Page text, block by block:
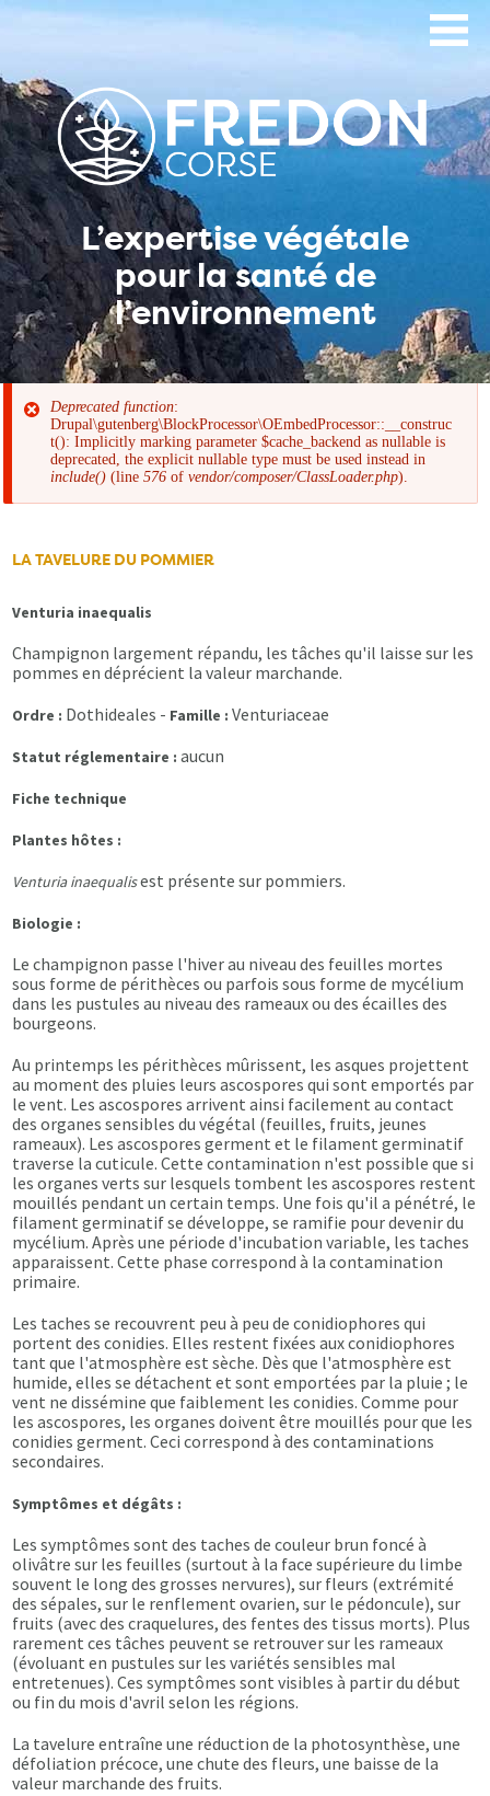
Aller
L’expertise végétale
pour la santé de
l’environnement
Message
d'erreur
Deprecated function:
Drupal\gutenberg\BlockProcessor\OEmbedProcessor::__construc
t(): Implicitly marking parameter $cache_backend as nullable is
deprecated, the explicit nullable type must be used instead in
include() (line576 ofvendor/composer/ClassLoader.php).
LA TAVELURE DU POMMIER
Venturia inaequalis
Champignon largement répandu, les tâches qu'il laisse sur les
pommes en déprécient la valeur marchande.
Ordre : Dothideales - Famille : Venturiaceae
Statut réglementaire : aucun
Fiche technique
Plantes hôtes :
Venturia inaequalisest présente sur pommiers.
Biologie :
Le champignon passe l'hiver au niveau des feuilles mortes
sous forme de périthèces ou parfois sous forme de mycélium
dans les pustules au niveau des rameaux ou des écailles des
bourgeons.
Au printemps les périthèces mûrissent, les asques projettent
au moment des pluies leurs ascospores qui sont emportés par
le vent. Les ascospores arrivent ainsi facilement au contact
des organes sensibles du végétal (feuilles, fruits, jeunes
rameaux). Les ascospores germent et le filament germinatif
traverse la cuticule. Cette contamination n'est possible que si
les organes verts sur lesquels tombent les ascospores restent
mouillés pendant un certain temps. Une fois qu'il a pénétré, le
filament germinatif se développe, se ramifie pour devenir du
mycélium. Après une période d'incubation variable, les taches
apparaissent. Cette phase correspond à la contamination
primaire.
Les taches se recouvrent peu à peu de conidiophores qui
portent des conidies. Elles restent fixées aux conidiophores
tant que l'atmosphère est sèche. Dès que l'atmosphère est
humide, elles se détachent et sont emportées par la pluie ; le
vent ne dissémine que faiblement les conidies. Comme pour
les ascospores, les organes doivent être mouillés pour que les
conidies germent. Ceci correspond à des contaminations
secondaires.
Symptômes et dégâts :
Les symptômes sont des taches de couleur brun foncé à
olivâtre sur les feuilles (surtout à la face supérieure du limbe
souvent le long des grosses nervures), sur fleurs (extrémité
des sépales, sur le renflement ovarien, sur le pédoncule), sur
fruits (avec des craquelures, des fentes des tissus morts). Plus
rarement ces tâches peuvent se retrouver sur les rameaux
(évoluant en pustules sur les variétés sensibles mal
entretenues). Ces symptômes sont visibles à partir du début
ou fin du mois d'avril selon les régions.
La tavelure entraîne une réduction de la photosynthèse, une
défoliation précoce, une chute des fleurs, une baisse de la
valeur marchande des fruits.